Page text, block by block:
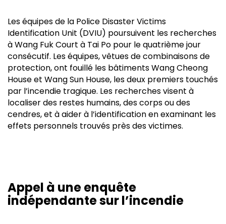
Les équipes de la Police Disaster Victims
Identification Unit (DVIU) poursuivent les recherches
à Wang Fuk Court à Tai Po pour le quatrième jour
consécutif. Les équipes, vêtues de combinaisons de
protection, ont fouillé les bâtiments Wang Cheong
House et Wang Sun House, les deux premiers touchés
par l’incendie tragique. Les recherches visent à
localiser des restes humains, des corps ou des
cendres, et à aider à l’identification en examinant les
effets personnels trouvés près des victimes.
Appel à une enquête
indépendante sur l’incendie